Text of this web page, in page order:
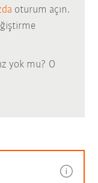
oturum açın.
yok mu? O